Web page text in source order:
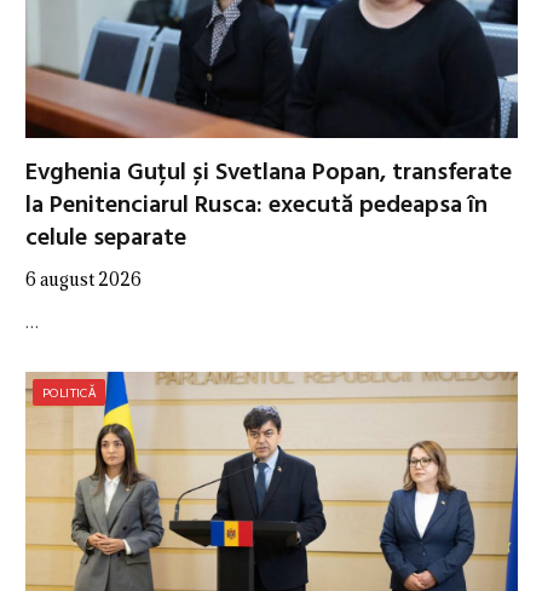
Evghenia Guțul și Svetlana Popan, transferate
la Penitenciarul Rusca: execută pedeapsa în
celule separate
6 august 2026
…
POLITICĂ